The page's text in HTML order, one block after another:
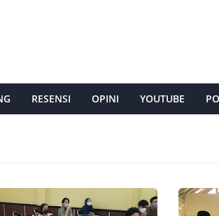
YOUTUBE
OPINI
RESENSI